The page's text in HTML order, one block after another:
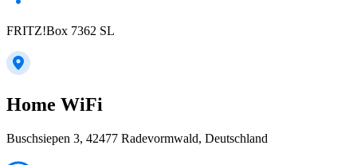
FRITZ!Box 7362 SL
Home WiFi
Buschsiepen 3, 42477 Radevormwald, Deutschland